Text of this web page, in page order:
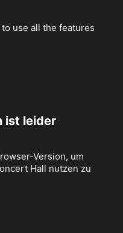
use all the features
ist leider
Version, um
Hall nutzen zu